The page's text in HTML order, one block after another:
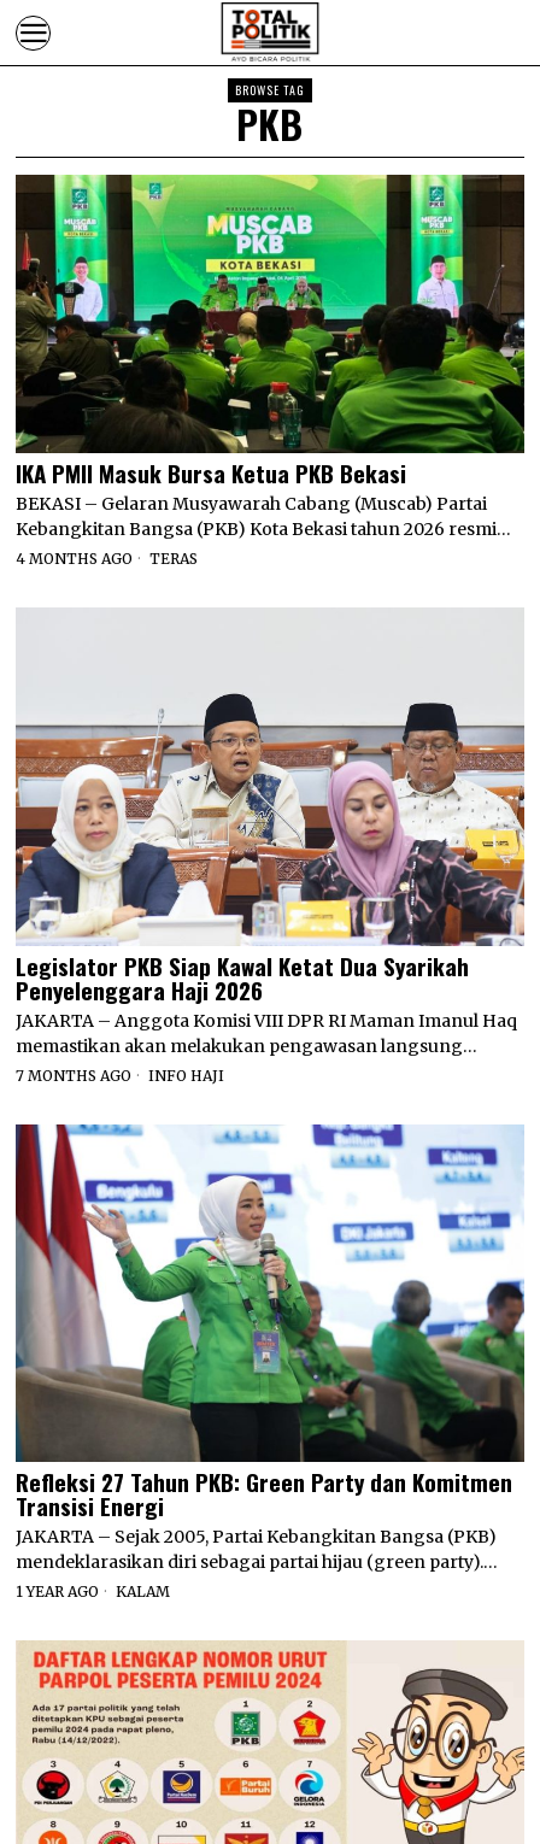
BROWSE TAG
PKB
IKA PMII Masuk Bursa Ketua PKB Bekasi
BEKASI – Gelaran Musyawarah Cabang (Muscab) Partai
Kebangkitan Bangsa (PKB) Kota Bekasi tahun 2026 resmi…
4 MONTHS AGO TERAS
Legislator PKB Siap Kawal Ketat Dua Syarikah
Penyelenggara Haji 2026
JAKARTA – Anggota Komisi VIII DPR RI Maman Imanul Haq
memastikan akan melakukan pengawasan langsung…
7 MONTHS AGO INFO HAJI
Refleksi 27 Tahun PKB: Green Party dan Komitmen
Transisi Energi
JAKARTA – Sejak 2005, Partai Kebangkitan Bangsa (PKB)
mendeklarasikan diri sebagai partai hijau (green party).…
1 YEAR AGO KALAM